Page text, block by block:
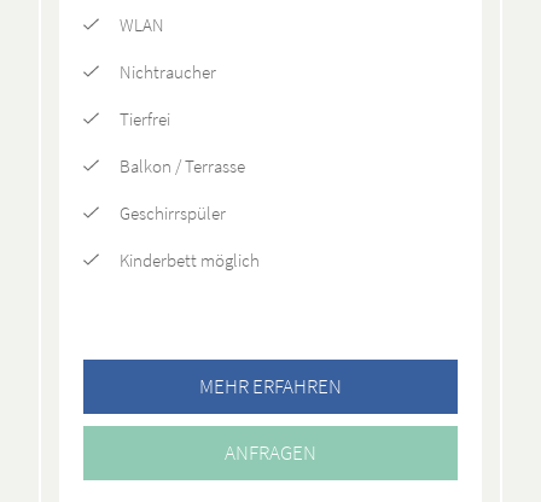
WLAN
Nichtraucher
Tierfrei
Balkon / Terrasse
Geschirrspüler
Kinderbett möglich
MEHR ERFAHREN
ANFRAGEN